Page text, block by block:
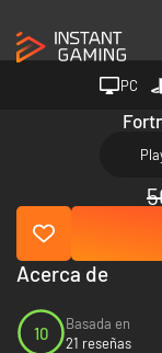
PC
Acerca de
10
Basada en
21 reseñas